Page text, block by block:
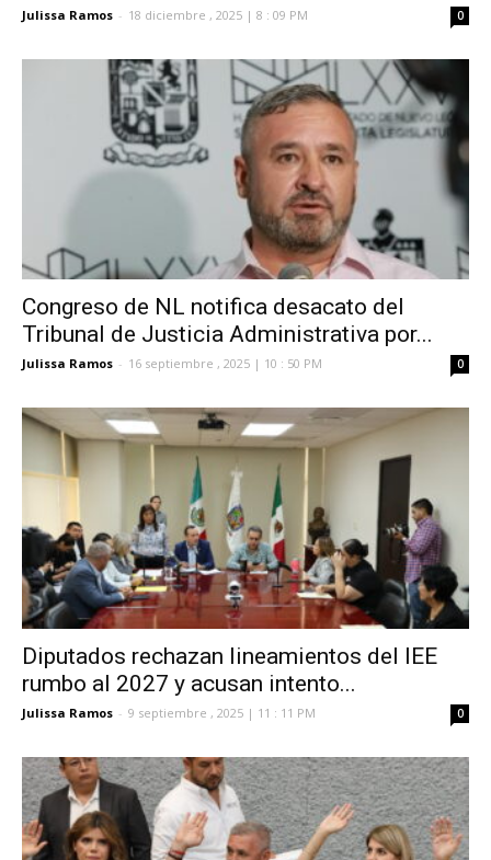
Julissa Ramos - 18 diciembre , 2025 | 8 : 09 PM 0
Congreso de NL notifica desacato del
Tribunal de Justicia Administrativa por...
Julissa Ramos - 16 septiembre , 2025 | 10 : 50 PM 0
Diputados rechazan lineamientos del IEE
rumbo al 2027 y acusan intento...
Julissa Ramos - 9 septiembre , 2025 | 11 : 11 PM 0